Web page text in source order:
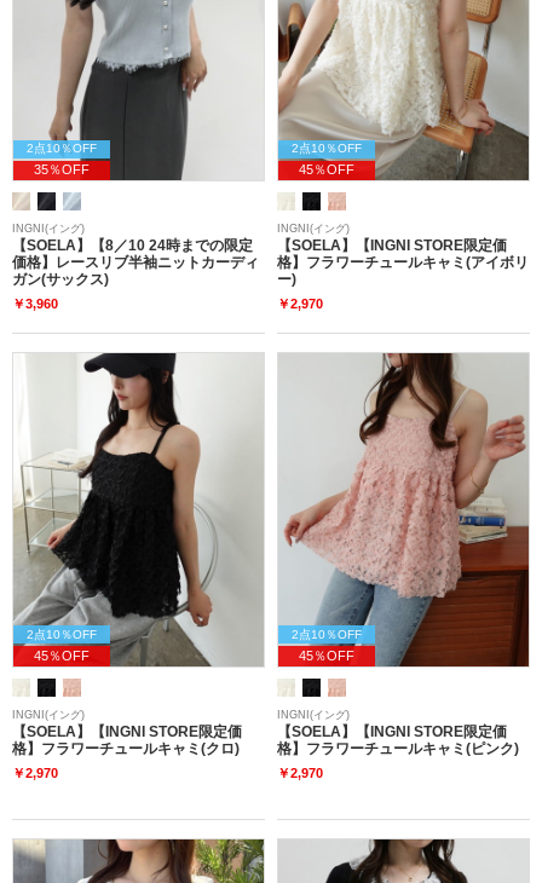
2点10％OFF
35％OFF
INGNI(イング)
【SOELA】【8／10 24時までの限定
価格】レースリブ半袖ニットカーディ
ガン(サックス)
￥3,960
2点10％OFF
45％OFF
INGNI(イング)
【SOELA】【INGNI STORE限定価
格】フラワーチュールキャミ(アイボリ
ー)
￥2,970
2点10％OFF
45％OFF
INGNI(イング)
【SOELA】【INGNI STORE限定価
格】フラワーチュールキャミ(クロ)
￥2,970
2点10％OFF
45％OFF
INGNI(イング)
【SOELA】【INGNI STORE限定価
格】フラワーチュールキャミ(ピンク)
￥2,970